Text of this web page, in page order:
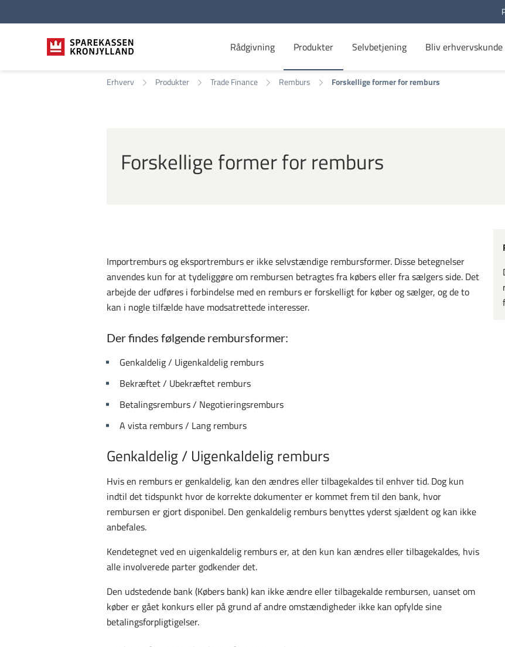
Rådgivning Produkter Selvbetjening Bliv erhvervskunde
Erhverv Produkter Trade Finance Remburs Forskellige former for remburs
Forskellige former for remburs
Importremburs og eksportremburs er ikke selvstændige rembursformer. Disse betegnelser
anvendes kun for at tydeliggøre om rembursen betragtes fra købers eller fra sælgers side. Det
arbejde der udføres i forbindelse med en remburs er forskelligt for køber og sælger, og de to
kan i nogle tilfælde have modsatrettede interesser.
Der findes følgende rembursformer:
Genkaldelig / Uigenkaldelig remburs
Bekræftet / Ubekræftet remburs
Betalingsremburs / Negotieringsremburs
A vista remburs / Lang remburs
Genkaldelig / Uigenkaldelig remburs
Hvis en remburs er genkaldelig, kan den ændres eller tilbagekaldes til enhver tid. Dog kun
indtil det tidspunkt hvor de korrekte dokumenter er kommet frem til den bank, hvor
rembursen er gjort disponibel. Den genkaldelig remburs benyttes yderst sjældent og kan ikke
anbefales.
Kendetegnet ved en uigenkaldelig remburs er, at den kun kan ændres eller tilbagekaldes, hvis
alle involverede parter godkender det.
Den udstedende bank (Købers bank) kan ikke ændre eller tilbagekalde rembursen, uanset om
køber er gået konkurs eller på grund af andre omstændigheder ikke kan opfylde sine
betalingsforpligtigelser.